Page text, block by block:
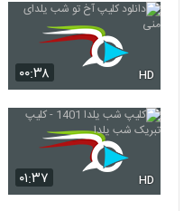
۰۰:۳۸ HD
۰۱:۳۷ HD